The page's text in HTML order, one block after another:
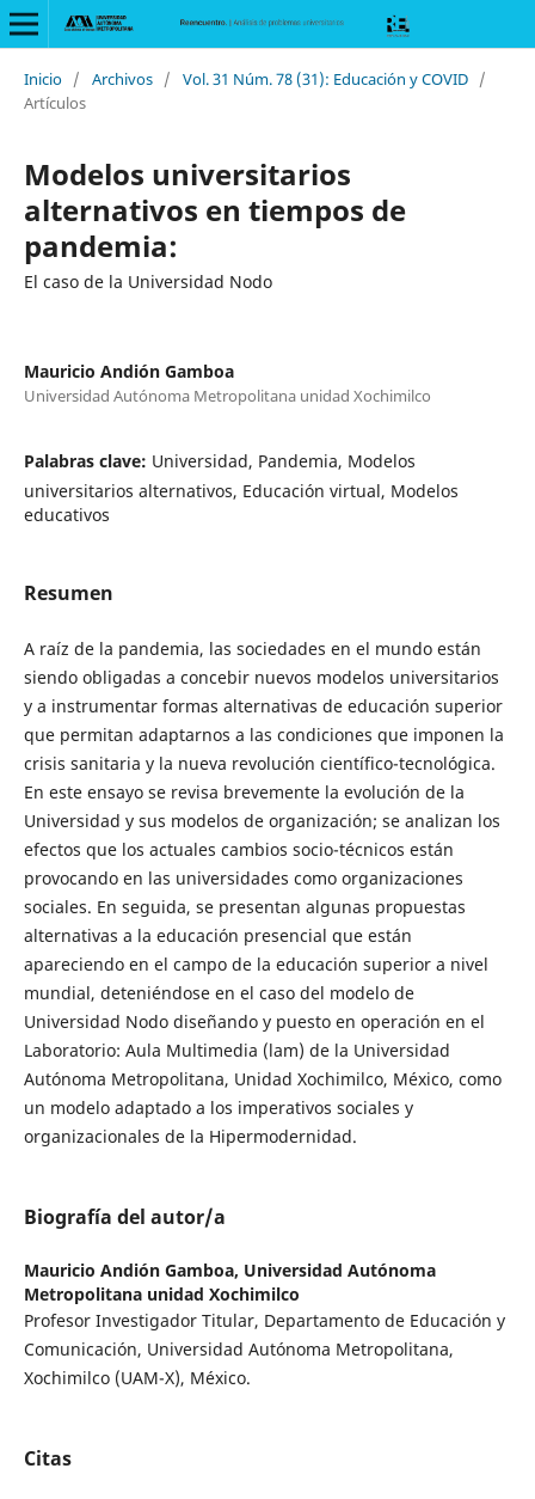
Inicio / Archivos / Vol. 31 Núm. 78 (31): Educación y COVID /
Artículos
Modelos universitarios
alternativos en tiempos de
pandemia:
El caso de la Universidad Nodo
Mauricio Andión Gamboa
Universidad Autónoma Metropolitana unidad Xochimilco
Palabras clave: Universidad, Pandemia, Modelos
universitarios alternativos, Educación virtual, Modelos
educativos
Resumen
A raíz de la pandemia, las sociedades en el mundo están
siendo obligadas a concebir nuevos modelos universitarios
y a instrumentar formas alternativas de educación superior
que permitan adaptarnos a las condiciones que imponen la
crisis sanitaria y la nueva revolución científico-tecnológica.
En este ensayo se revisa brevemente la evolución de la
Universidad y sus modelos de organización; se analizan los
efectos que los actuales cambios socio-técnicos están
provocando en las universidades como organizaciones
sociales. En seguida, se presentan algunas propuestas
alternativas a la educación presencial que están
apareciendo en el campo de la educación superior a nivel
mundial, deteniéndose en el caso del modelo de
Universidad Nodo diseñando y puesto en operación en el
Laboratorio: Aula Multimedia (lam) de la Universidad
Autónoma Metropolitana, Unidad Xochimilco, México, como
un modelo adaptado a los imperativos sociales y
organizacionales de la Hipermodernidad.
Biografía del autor/a
Mauricio Andión Gamboa, Universidad Autónoma
Metropolitana unidad Xochimilco
Profesor Investigador Titular, Departamento de Educación y
Comunicación, Universidad Autónoma Metropolitana,
Xochimilco (UAM-X), México.
Citas